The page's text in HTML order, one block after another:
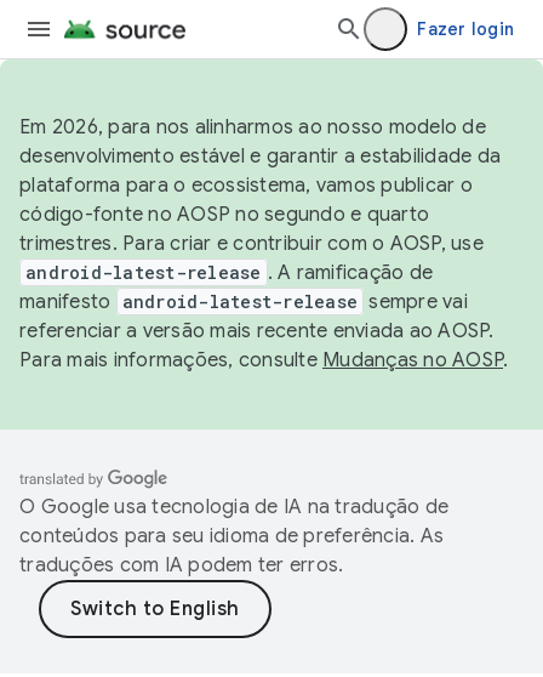
Fazer login
Em 2026, para nos alinharmos ao nosso modelo de
desenvolvimento estável e garantir a estabilidade da
plataforma para o ecossistema, vamos publicar o
código-fonte no AOSP no segundo e quarto
trimestres. Para criar e contribuir com o AOSP, use
android-latest-release . A ramificação de
manifesto
android-latest-release sempre vai
referenciar a versão mais recente enviada ao AOSP.
Para mais informações, consulte Mudanças no AOSP.
O Google usa tecnologia de IA na tradução de
conteúdos para seu idioma de preferência. As
traduções com IA podem ter erros.